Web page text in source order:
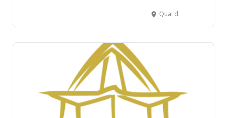
Quai des Ferries , Papeete, French Polynesia